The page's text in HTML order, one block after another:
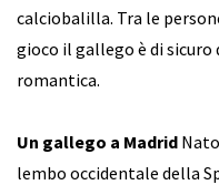
calciobalilla. Tra le
gioco il gallego è di sicuro
romantica.
Un gallego a Madrid
lembo occidentale della